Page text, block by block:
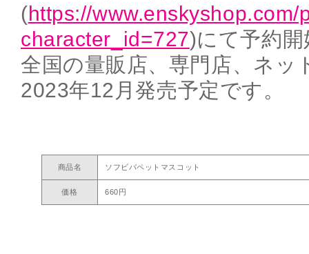
(https://www.enskyshop.com/
character_id=727)にて予約
全国の量販店、専門店、ネッ
2023年12月発売予定です。
商品名 ソフビパペットマスコット
価格 660円